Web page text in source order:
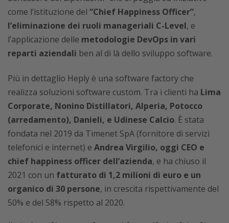
come l’istituzione del “Chief Happiness Officer”,
l’eliminazione dei ruoli manageriali C-Level, e
l’applicazione delle metodologie DevOps in vari
reparti aziendali ben al di là dello sviluppo software.
Più in dettaglio Heply è una software factory che
realizza soluzioni software custom. Tra i clienti ha Lima
Corporate, Nonino Distillatori, Alperia, Potocco
(arredamento), Danieli, e Udinese Calcio. È stata
fondata nel 2019 da Timenet SpA (fornitore di servizi
telefonici e internet) e Andrea Virgilio, oggi CEO e
chief happiness officer dell’azienda, e ha chiuso il
2021 con un fatturato di 1,2 milioni di euro e un
organico di 30 persone, in crescita rispettivamente del
50% e del 58% rispetto al 2020.